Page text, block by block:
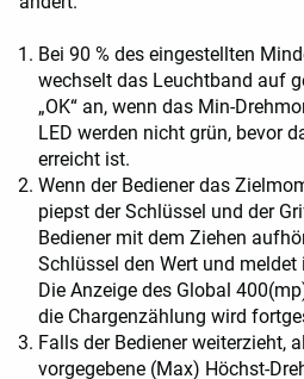
Bei 90 % des eingestellten
wechselt das Leuchtband auf
„OK“ an, wenn das Min-
LED werden nicht grün, bevor
erreicht ist.
Wenn der Bediener das
piepst der Schlüssel und der
Bediener mit dem Ziehen
Schlüssel den Wert und
Die Anzeige des Global
die Chargenzählung wird
Falls der Bediener weiterzieht,
vorgegebene (Max) Höchst-